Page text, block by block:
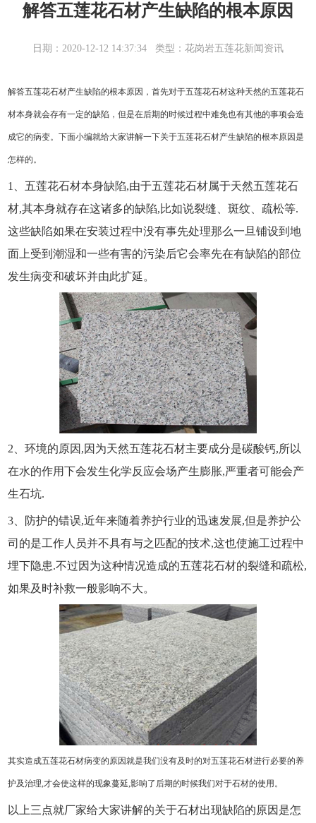
解答五莲花石材产生缺陷的根本原因
日期：2020-12-12 14:37:34 类型：花岗岩五莲花新闻资讯
解答五莲花石材产生缺陷的根本原因，首先对于五莲花石材这种天然的五莲花石
材本身就会存有一定的缺陷，但是在后期的时候过程中难免也有其他的事项会造
成它的病变。下面小编就给大家讲解一下关于五莲花石材产生缺陷的根本原因是
怎样的。
1、五莲花石材本身缺陷,由于五莲花石材属于天然五莲花石
材,其本身就存在这诸多的缺陷,比如说裂缝、斑纹、疏松等.
这些缺陷如果在安装过程中没有事先处理那么一旦铺设到地
面上受到潮湿和一些有害的污染后它会率先在有缺陷的部位
发生病变和破坏并由此扩延。
2、环境的原因,因为天然五莲花石材主要成分是碳酸钙,所以
在水的作用下会发生化学反应会场产生膨胀,严重者可能会产
生石坑.
3、防护的错误,近年来随着养护行业的迅速发展,但是养护公
司的是工作人员并不具有与之匹配的技术,这也使施工过程中
埋下隐患.不过因为这种情况造成的五莲花石材的裂缝和疏松,
如果及时补救一般影响不大。
其实造成五莲花石材病变的原因就是我们没有及时的对五莲花石材进行必要的养
护及治理,才会使这样的现象蔓延,影响了后期的时候我们对于石材的使用。
以上三点就厂家给大家讲解的关于石材出现缺陷的原因是怎